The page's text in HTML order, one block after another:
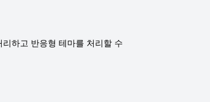
하고 반응형 테마를 처리할 수